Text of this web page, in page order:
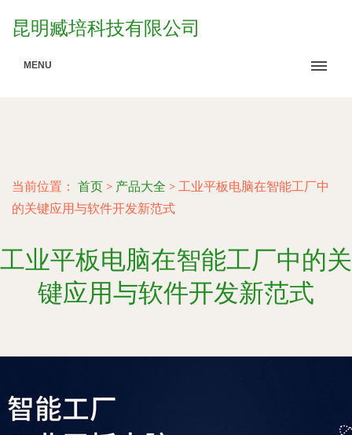
昆明臧培科技有限公司
MENU
当前位置： 首页 > 产品大全 > 工业平板电脑在智能工厂中
的关键应用与软件开发新范式
工业平板电脑在智能工厂中的关
键应用与软件开发新范式